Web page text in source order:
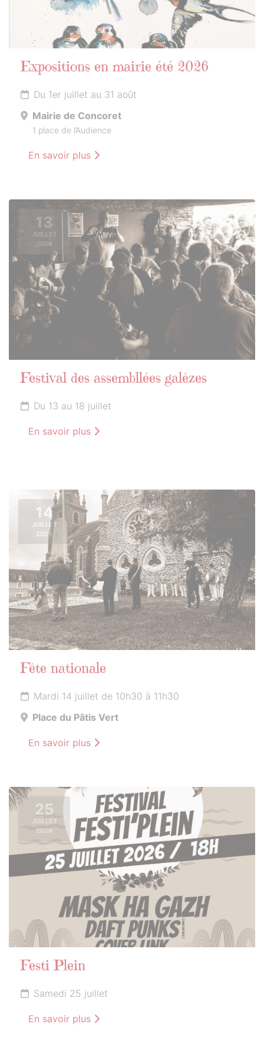
Expositions en mairie été 2026
Du 1er juillet au 31 août
Mairie de Concoret
1 place de l’Audience
En savoir plus
13
JUILLET
2026
Festival des assembllées galèzes
Du 13 au 18 juillet
En savoir plus
14
JUILLET
2026
Fête nationale
Mardi 14 juillet de 10h30 à 11h30
Place du Pâtis Vert
En savoir plus
25
JUILLET
2026
Festi Plein
Samedi 25 juillet
En savoir plus